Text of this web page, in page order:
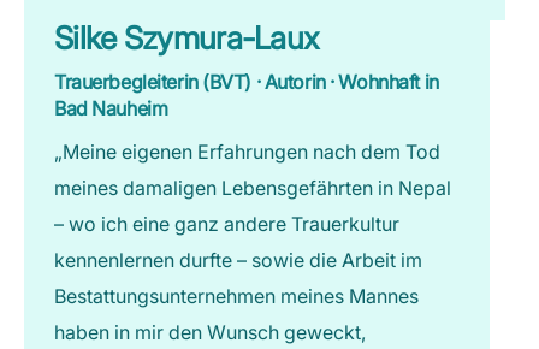
Silke Szymura-Laux
Trauerbegleiterin (BVT) · Autorin · Wohnhaft in
Bad Nauheim
„Meine eigenen Erfahrungen nach dem Tod
meines damaligen Lebensgefährten in Nepal
– wo ich eine ganz andere Trauerkultur
kennenlernen durfte – sowie die Arbeit im
Bestattungsunternehmen meines Mannes
haben in mir den Wunsch geweckt,